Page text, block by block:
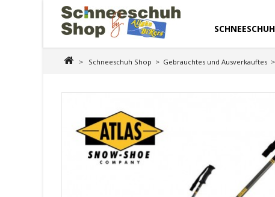
> Schneeschuh Shop > Gebrauchtes und Ausverkauftes >